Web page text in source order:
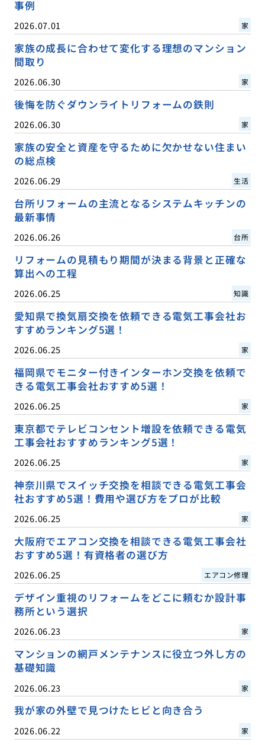
事例
2026.07.01 家
家族の成長に合わせて変化する理想のマンション
間取り
2026.06.30 家
後悔を防ぐダウンライトリフォームの鉄則
2026.06.30 家
家族の安全と資産を守るために欠かせない住まい
の総点検
2026.06.29 生活
台所リフォームの主流となるシステムキッチンの
最新事情
2026.06.26 台所
リフォームの見積もり期間が決まる背景と正確な
算出への工程
2026.06.25 知識
愛知県で換気扇交換を依頼できる電気工事会社お
すすめランキング5選！
2026.06.25 家
福岡県でモニター付きインターホン交換を依頼で
きる電気工事会社おすすめ5選！
2026.06.25 家
東京都でテレビコンセント増設を依頼できる電気
工事会社おすすめランキング5選！
2026.06.25 家
神奈川県でスイッチ交換を相談できる電気工事会
社おすすめ5選！費用や選び方をプロが比較
2026.06.25 家
大阪府でエアコン交換を相談できる電気工事会社
おすすめ5選！有資格者の選び方
2026.06.25 エアコン修理
デザイン重視のリフォームをどこに頼むか設計事
務所という選択
2026.06.23 家
マンションの網戸メンテナンスに役立つ外し方の
基礎知識
2026.06.23 家
我が家の外壁で見つけたヒビと向き合う
2026.06.22 家